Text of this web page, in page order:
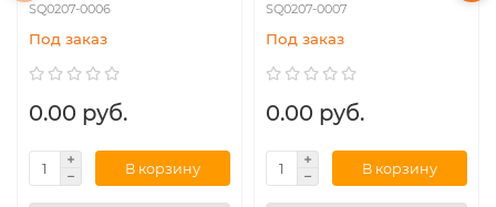
SQ0207-0006
Под заказ
0.00 руб.
В корзину
SQ0207-0007
Под заказ
0.00 руб.
В корзину